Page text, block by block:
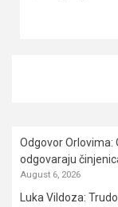
Odgovor Orlovima:
odgovaraju
August 6, 2026
Luka Vildoza: